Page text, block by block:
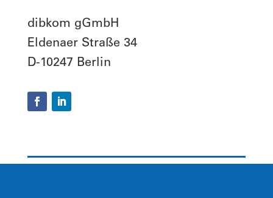
dibkom gGmbH
Eldenaer Straße 34
D-10247 Berlin